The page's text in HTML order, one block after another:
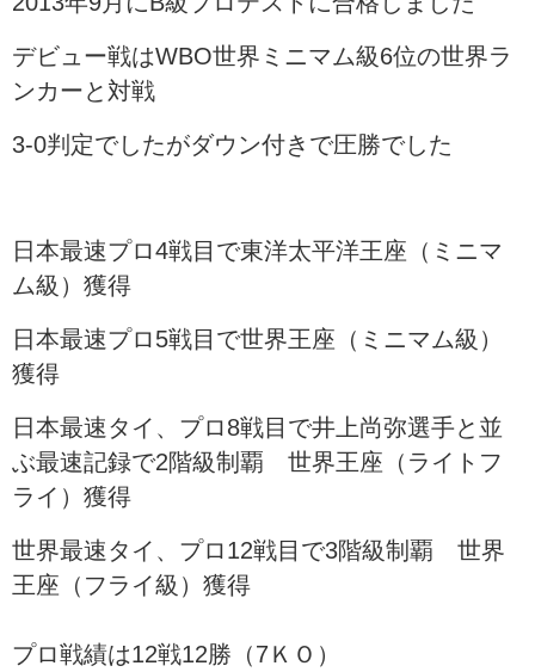
デビュー戦はWBO世界ミニマム級6位の世界ラ
ンカーと対戦
3-0判定でしたがダウン付きで圧勝でした
日本最速プロ4戦目で東洋太平洋王座（ミニマ
ム級）獲得
日本最速プロ5戦目で世界王座（ミニマム級）
獲得
日本最速タイ、プロ8戦目で井上尚弥選手と並
ぶ最速記録で2階級制覇 世界王座（ライトフ
ライ）獲得
世界最速タイ、プロ12戦目で3階級制覇 世界
王座（フライ級）獲得
プロ戦績は12戦12勝（7ＫＯ）